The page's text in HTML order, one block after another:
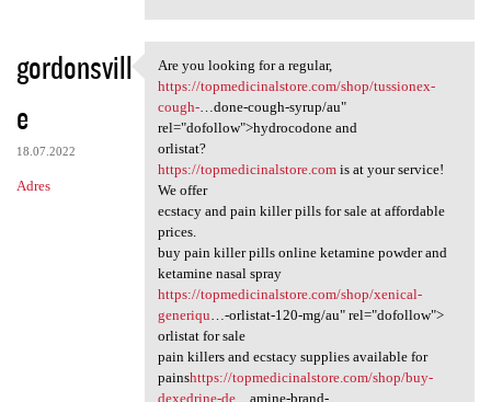
gordonsvill
e
18.07.2022
Adres
Are you looking for a regular
Are you looking for a regular,
https://topmedicinalstore.com/shop/tussionex-
cough-…done-cough-syrup/au"
rel="dofollow">hydrocodone and
orlistat?
https://topmedicinalstore.comis at your service!
We offer
ecstacy and pain killer pills for sale at affordable
prices.
buy pain killer pills online ketamine powder and
ketamine nasal spray
https://topmedicinalstore.com/shop/xenical-
generiqu…-orlistat-120-mg/au" rel="dofollow">
orlistat for sale
pain killers and ecstacy supplies available for
painshttps://topmedicinalstore.com/shop/buy-
dexedrine-de…amine-brand-